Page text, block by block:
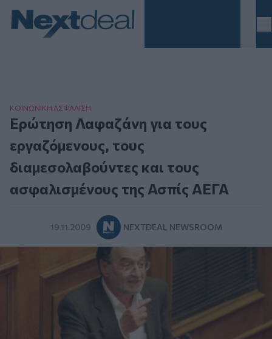
ΚΟΙΝΩΝΙΚΗ ΑΣΦAΛΙΣΗ
Ερώτηση Λαφαζάνη για τους
εργαζόμενους, τους
διαμεσολαβούντες και τους
ασφαλισμένους της Ασπίς ΑΕΓΑ
19.11.2009 NEXTDEAL NEWSROOM